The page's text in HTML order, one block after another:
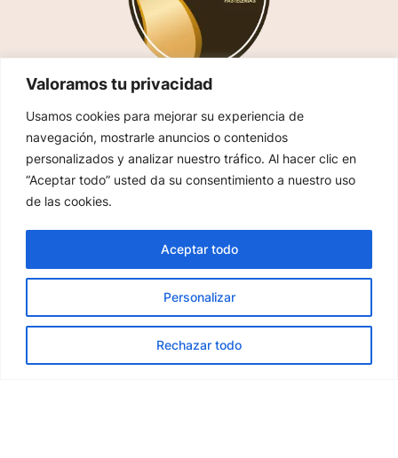
Valoramos tu privacidad
Usamos cookies para mejorar su experiencia de
navegación, mostrarle anuncios o contenidos
personalizados y analizar nuestro tráfico. Al hacer clic en
“Aceptar todo” usted da su consentimiento a nuestro uso
de las cookies.
Personalizar
Rechazar todo
Aceptar todo
ENLACES DIRECTOS
Inicio
Quienes Somos
Nuestra carta
CATEGORÍAS
Bocadillos
Combitos Dulces